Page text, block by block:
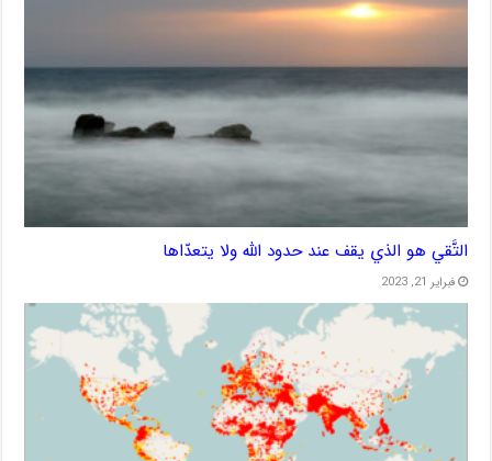
التَّقي هو الذي يقف عند حدود الله ولا يتعدّاها
فبراير 21, 2023